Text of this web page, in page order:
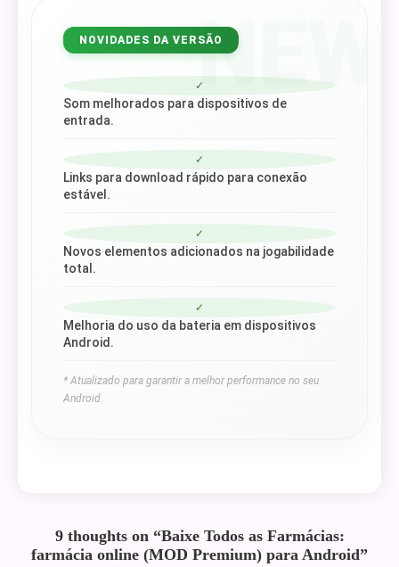
NEW
NOVIDADES DA VERSÃO
✓
Som melhorados para dispositivos de
entrada.
✓
Links para download rápido para conexão
estável.
✓
Novos elementos adicionados na jogabilidade
total.
✓
Melhoria do uso da bateria em dispositivos
Android.
* Atualizado para garantir a melhor performance no seu
Android.
9 thoughts on “Baixe Todos as Farmácias:
farmácia online (MOD Premium) para Android”